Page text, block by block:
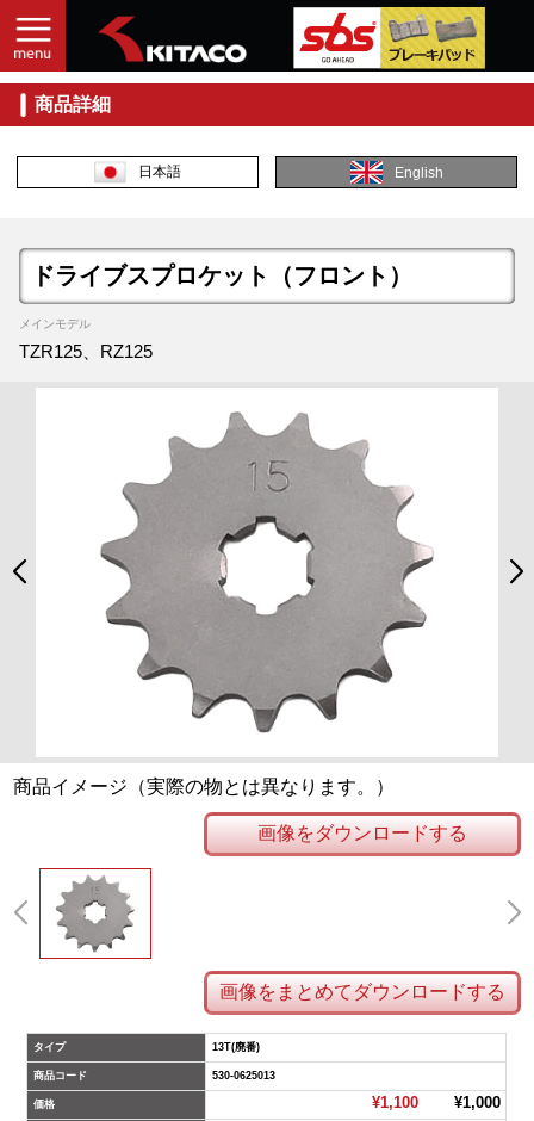
商品詳細
日本語 English
ドライブスプロケット（フロント）
メインモデル
TZR125、RZ125
商品イメージ（実際の物とは異なります。）
画像をダウンロードする
画像をまとめてダウンロードする
タイプ 13T(廃番)
商品コード 530-0625013
価格 ¥1,100¥1,000